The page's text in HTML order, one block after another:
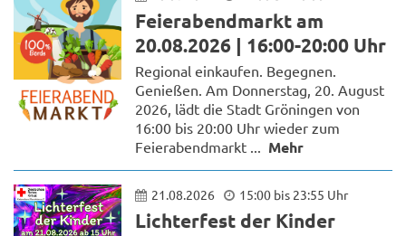
Feierabendmarkt am
20.08.2026 | 16:00-20:00 Uhr
Regional einkaufen. Begegnen.
Genießen. Am Donnerstag, 20. August
2026, lädt die Stadt Gröningen von
16:00 bis 20:00 Uhr wieder zum
Feierabendmarkt ... Mehr
21.08.2026 15:00 bis 23:55 Uhr
Lichterfest der Kinder